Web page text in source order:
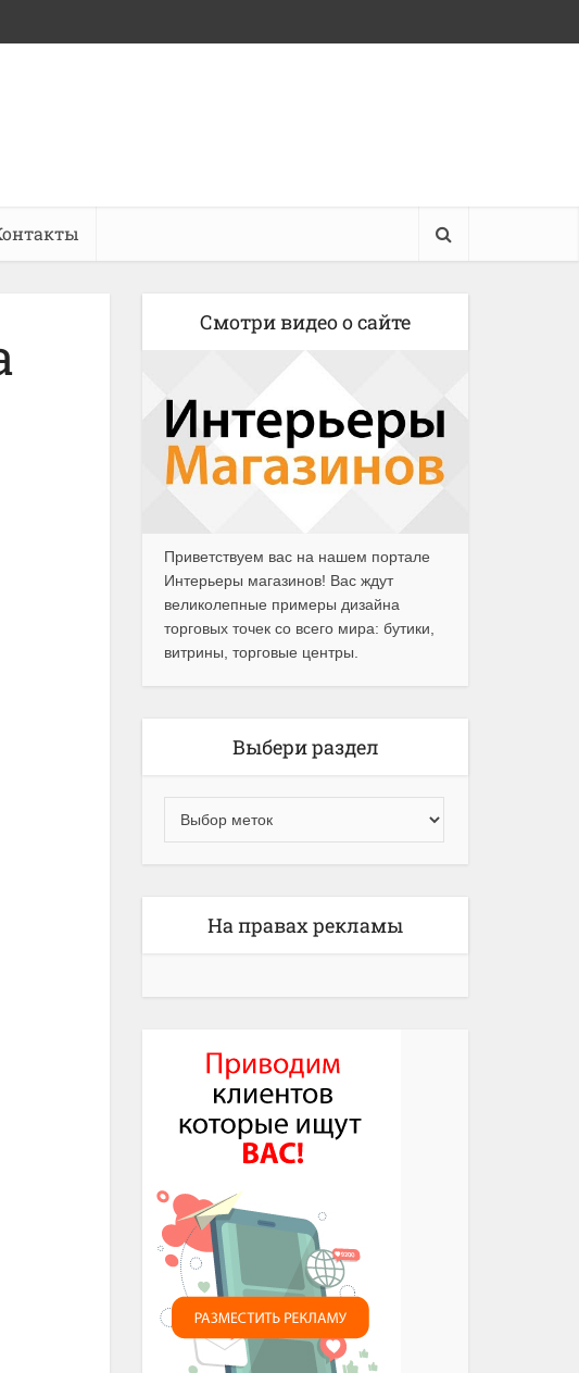
Смотри видео о сайте
Приветствуем вас на нашем портале
Интерьеры магазинов! Вас ждут
великолепные примеры дизайна
торговых точек со всего мира: бутики,
витрины, торговые центры.
Выбери раздел
На правах рекламы